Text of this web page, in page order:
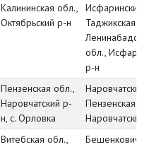
Калининская обл.,
Октябрьский р-н
Исфаринский
Таджикская ССР,
Ленинабадская
обл.,
р-н
Пензенская обл.,
Наровчатский р-
н, с. Орловка
Наровчатский
Пензенская обл.,
Наровчатский р-н
Витебская обл.,
Бешенковичский